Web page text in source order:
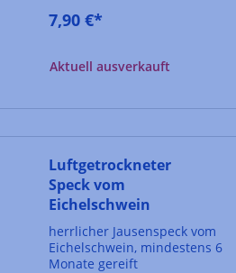
7,90 €*
Aktuell ausverkauft
Luftgetrockneter
Speck vom
Eichelschwein
herrlicher Jausenspeck vom
Eichelschwein, mindestens 6
Monate gereift